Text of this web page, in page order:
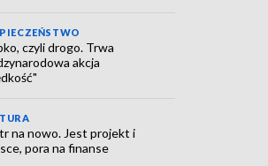
czyli drogo. Trwa
akcja
na nowo. Jest projekt i
pora na finanse